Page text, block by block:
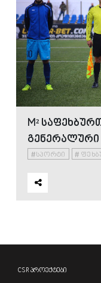
M²
ᲒᲔᲜᲔᲠᲐᲚᲣᲠᲘ
#ᲡᲞᲝᲠᲢᲘ #
CSR პროექტები